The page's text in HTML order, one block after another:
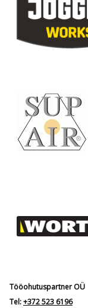
Tööohutuspartner OÜ
Tel:+372 523 6196